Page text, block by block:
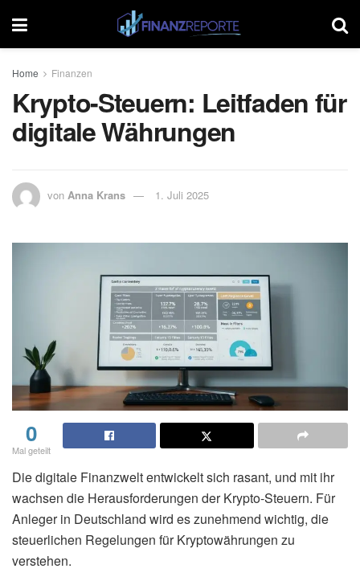
Home Finanzen
Krypto-Steuern: Leitfaden für
digitale Währungen
von Anna Krans 1. Juli 2025
0
Mal geteilt
Die digitale Finanzwelt entwickelt sich rasant, und mit ihr
wachsen die Herausforderungen der Krypto-Steuern. Für
Anleger in Deutschland wird es zunehmend wichtig, die
steuerlichen Regelungen für Kryptowährungen zu
verstehen.